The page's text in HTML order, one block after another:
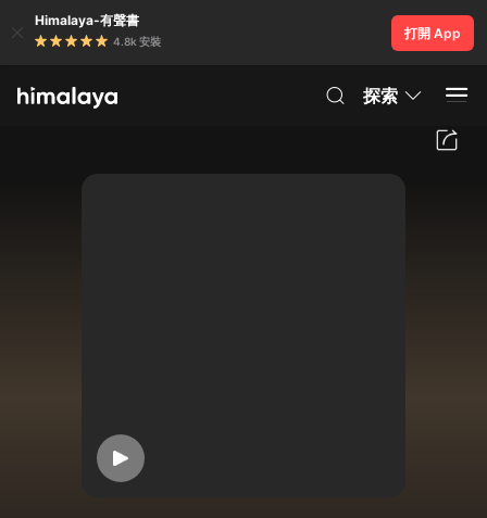
Himalaya-有聲書
4.8k 安裝
打開 App
探索